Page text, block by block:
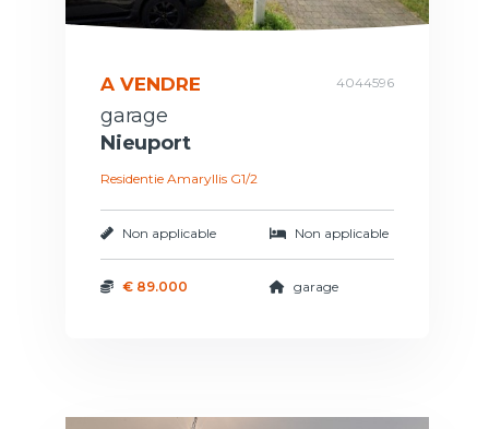
A VENDRE 4044596
garage
Nieuport
Residentie Amaryllis G1/2
Non applicable Non applicable
€ 89.000 garage